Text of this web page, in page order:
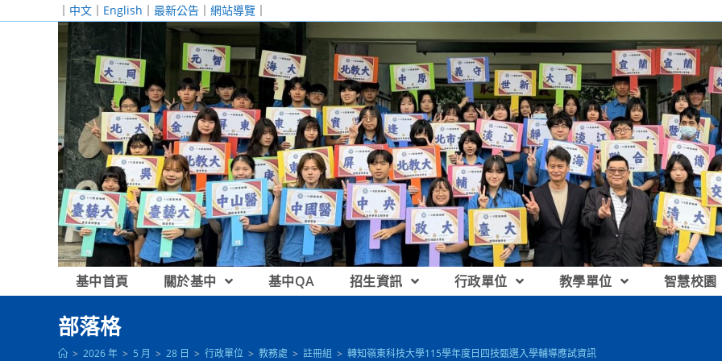
｜ 中文 ｜ English ｜ 最新公告 ｜ 網站導覽 ｜
基中首頁 關於基中 基中QA 招生資訊 行政單位 教學單位 智慧校園
部落格
> 2026 年 > 5 月 > 28 日 > 行政單位 > 教務處 > 註冊組 > 轉知嶺東科技大學115學年度日四技甄選入學輔導應試資訊